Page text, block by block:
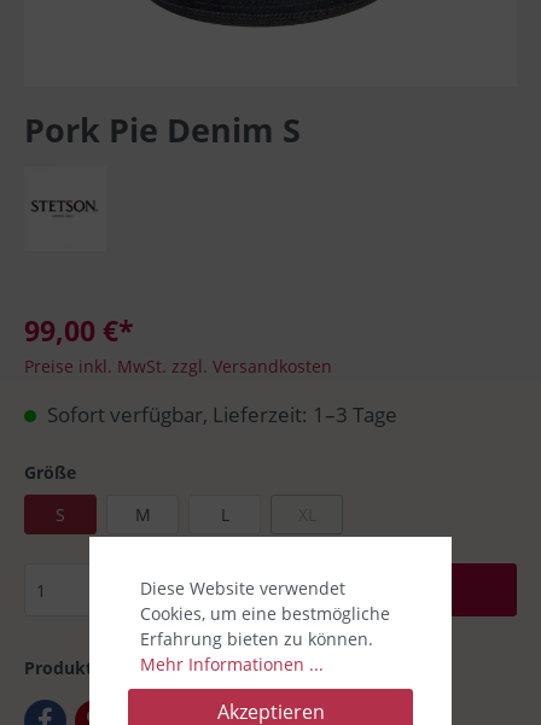
Pork Pie Denim S
99,00 €*
Preise inkl. MwSt. zzgl. Versandkosten
Sofort verfügbar, Lieferzeit: 1–3 Tage
Größe
S
M L
In den Warenkorb
Produktnummer:00032536-01
Diese Website verwendet
Cookies, um eine bestmögliche
Erfahrung bieten zu können.
Mehr Informationen ...
Akzeptieren